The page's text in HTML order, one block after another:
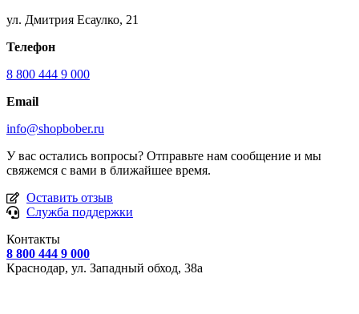
ул. Дмитрия Есаулко, 21
Телефон
8 800 444 9 000
Email
info@shopbober.ru
У вас остались вопросы? Отправьте нам сообщение и мы
свяжемся с вами в ближайшее время.
Оставить отзыв
Служба поддержки
Контакты
8 800 444 9 000
Краснодар, ул. Западный обход, 38а